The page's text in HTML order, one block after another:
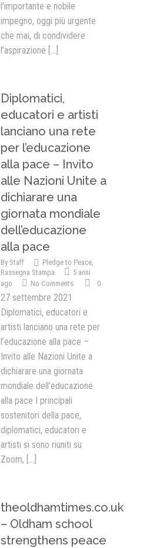
l’importante e nobile
impegno, oggi più urgente
che mai, di condividere
l’aspirazione [...]
Diplomatici,
educatori e artisti
lanciano una rete
per l’educazione
alla pace – Invito
alle Nazioni Unite a
dichiarare una
giornata mondiale
dell’educazione
alla pace
By Staff Pledge to Peace,
Rassegna Stampa
5 anni
ago
No Comments 0
27 settembre 2021
Diplomatici, educatori e
artisti lanciano una rete per
l’educazione alla pace –
Invito alle Nazioni Unite a
dichiarare una giornata
mondiale dell’educazione
alla pace I principali
sostenitori della pace,
diplomatici, educatori e
artisti si sono riuniti su
Zoom, [...]
theoldhamtimes.co.uk
– Oldham school
strengthens peace